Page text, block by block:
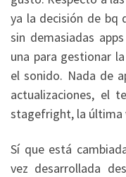
ya la decisión de bq
sin demasiadas
una para gestionar
el sonido. Nada de
actualizaciones, el
stagefright, la última
Sí que está
vez desarrollada